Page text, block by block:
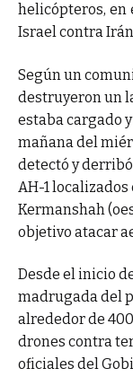
helicópteros, en
Israel contra
Según un
destruyeron un
estaba cargado
mañana del
detectó y
AH-1
Kermanshah
objetivo atacar
Desde el inicio
madrugada del
alrededor de
drones contra
oficiales del